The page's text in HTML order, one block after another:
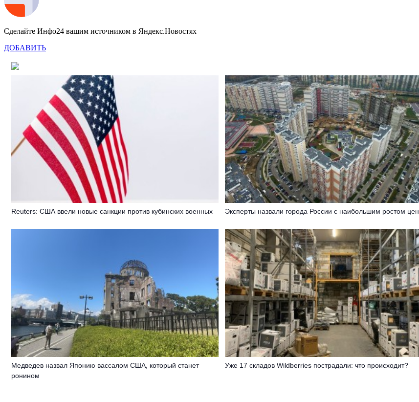
Сделайте Инфо24 вашим источником в Яндекс.Новостях
ДОБАВИТЬ
Reuters: США ввели новые санкции против кубинских военных Эксперты назвали города России с наибольшим ростом цен
Медведев назвал Японию вассалом США, который станет
ронином
Уже 17 складов Wildberries пострадали: что происходит?